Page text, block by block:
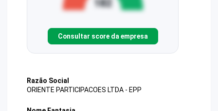
Consultar score da empresa
Razão Social
ORIENTE PARTICIPACOES LTDA - EPP